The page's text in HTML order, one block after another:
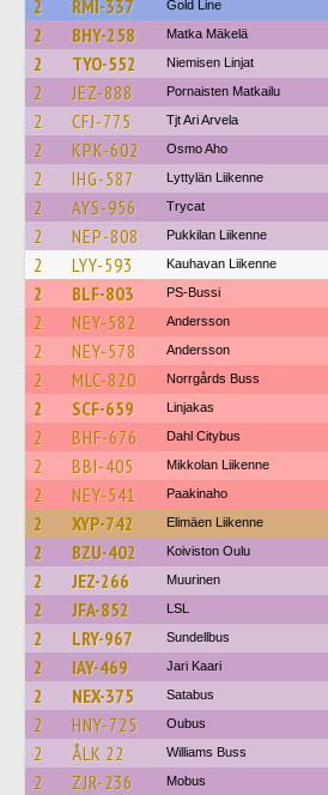
2 RMI-337 Gold Line
2 BHY-258 Matka Mäkelä
2 TYO-552 Niemisen Linjat
2 JEZ-888 Pornaisten Matkailu
2 CFJ-775 Tjt Ari Arvela
2 KPK-602 Osmo Aho
2 IHG-587 Lyttylän Liikenne
2 AYS-956 Trycat
2 NEP-808 Pukkilan Liikenne
2 LYY-593 Kauhavan Liikenne
2 BLF-803 PS-Bussi
2 NEY-582 Andersson
2 NEY-578 Andersson
2 MLC-820 Norrgårds Buss
2 SCF-659 Linjakas
2 BHF-676 Dahl Citybus
2 BBI-405 Mikkolan Liikenne
2 NEY-541 Paakinaho
2 XYP-742 Elimäen Liikenne
2 BZU-402 Koiviston Oulu
2 JEZ-266 Muurinen
2 JFA-852 LSL
2 LRY-967 Sundellbus
2 IAY-469 Jari Kaari
2 NEX-375 Satabus
2 HNY-725 Oubus
2 ÅLK 22 Williams Buss
2 ZJR-236 Mobus